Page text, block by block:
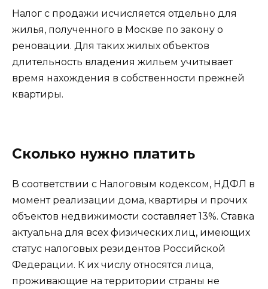
Налог с продажи исчисляется отдельно для
жилья, полученного в Москве по закону о
реновации. Для таких жилых объектов
длительность владения жильем учитывает
время нахождения в собственности прежней
квартиры.
Сколько нужно платить
В соответствии с Налоговым кодексом, НДФЛ в
момент реализации дома, квартиры и прочих
объектов недвижимости составляет 13%. Ставка
актуальна для всех физических лиц, имеющих
статус налоговых резидентов Российской
Федерации. К их числу относятся лица,
проживающие на территории страны не